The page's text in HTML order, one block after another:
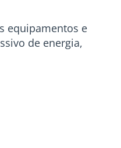
equipamentos e
de energia,